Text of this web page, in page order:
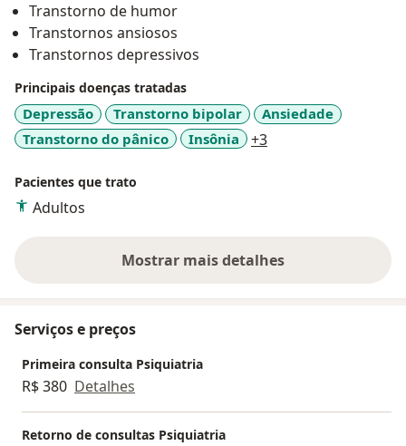
Transtorno de humor
Transtornos ansiosos
Transtornos depressivos
Principais doenças tratadas
Depressão Transtorno bipolar
Ansiedade
Transtorno do pânico
Insônia +3
Pacientes que trato
Adultos
Mostrar mais detalhes
sobre a experiência
Serviços e preços
Primeira consulta Psiquiatria
R$ 380 Detalhes
Retorno de consultas Psiquiatria